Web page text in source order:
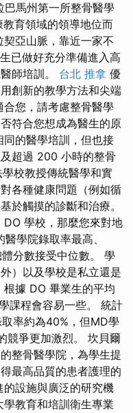
馬州第一所整骨醫學
育領域的領導地位而
亞山脈，靠近一家不
已做好充分準備進入高
師培訓。 台北 推拿 優
創新的教學方法和尖端
您，請考慮整骨醫學
符合您想成為醫生的原
的醫學培訓，但也接
超過 200 小時的整骨
校教授傳統醫學和實
各種健康問題（例如循
於觸摸的診斷和治療。
學校，那麼您來對地
學院錄取率最高、
分數接受中位數。 學
）以及學校是私立還是
據 DO 畢業生的平均
課程會容易一些。 統計
率約為40%，但MD學
競爭更加激烈。 坎貝爾
整骨醫學院，為學生提
最高品質的患者護理的
設施與廣泛的研究機
教育和培訓衛生專業